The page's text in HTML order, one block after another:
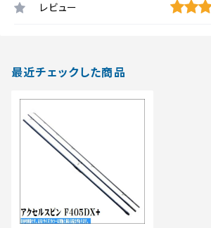
レビュー
最近チェックした商品